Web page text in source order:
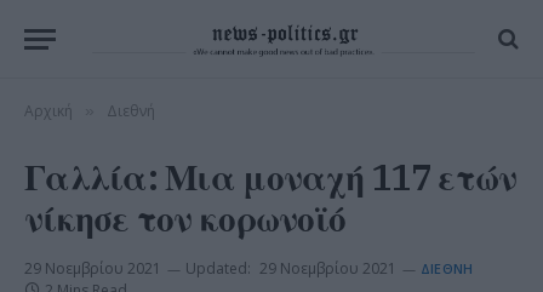
Αρχική Διεθνή
Γαλλία: Μια μοναχή 117 ετών
νίκησε τον κορωνοϊό
29 Νοεμβρίου 2021 Updated: 29 Νοεμβρίου 2021 ΔΙΕΘΝΉ